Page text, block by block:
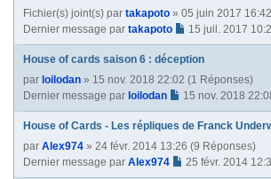
Fichier(s) joint(s) par takapoto » 05 juin 2017
Dernier message par takapoto 15 juil. 2017
House of cards saison 6 : déception
par loilodan » 15 nov. 2018 22:02 (1 Réponses)
Dernier message par loilodan 15 nov. 2018
House of Cards - Les répliques de Franck
par Alex974 » 24 févr. 2014 13:26 (9 Réponses)
Dernier message par Alex974 25 févr. 2014